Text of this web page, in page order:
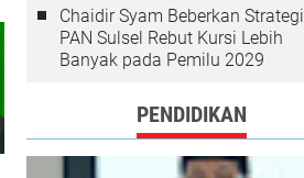
Chaidir Syam Beberkan Strategi
PAN Sulsel Rebut Kursi Lebih
Banyak pada Pemilu 2029
PENDIDIKAN